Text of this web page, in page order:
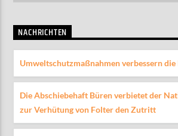
NACHRICHTEN
Umweltschutzmaßnahmen verbessern
Die Abschiebehaft Büren verbietet der
zur Verhütung von Folter den Zutritt